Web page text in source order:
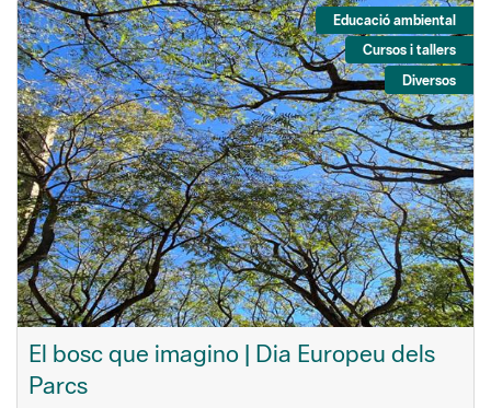
Educació ambiental
Cursos i tallers
Diversos
El bosc que imagino | Dia Europeu dels
Parcs